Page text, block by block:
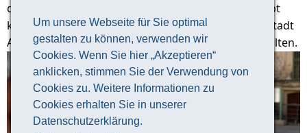
Um unsere Webseite für Sie optimal
gestalten zu können, verwenden wir
Cookies. Wenn Sie hier „Akzeptieren“
anklicken, stimmen Sie der Verwendung von
Cookies zu. Weitere Informationen zu
Cookies erhalten Sie in unserer
Datenschutzerklärung.
die ehemalige Residenz der Wettiner Fürsten. Es gibt
keine bessere Art, einen guten Überblick über die Stadt
Altenburg und ihre 1000-jährige Geschichte zu erhalten.